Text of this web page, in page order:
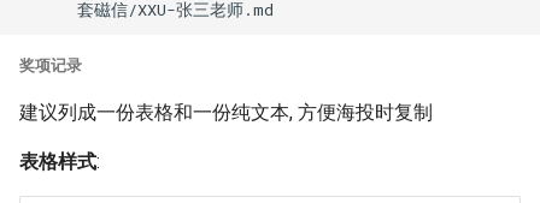
奖项记录
建议列成一份表格和一份纯文本, 方便海投时复制
表格样式: